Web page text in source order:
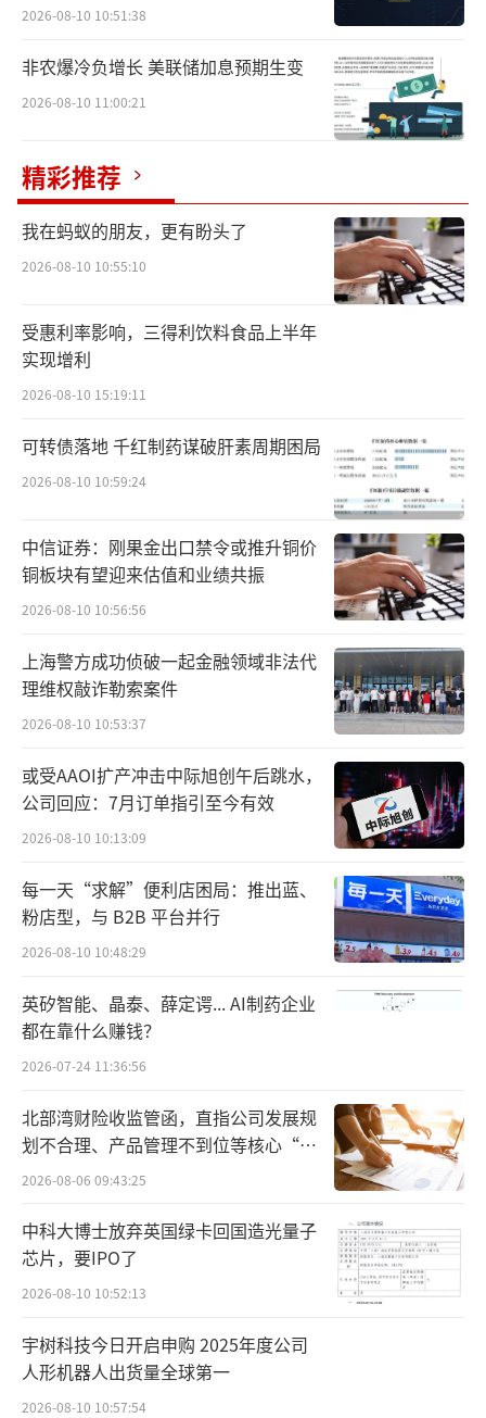
高鑫零售2026财年的核心财务指标呈现全
面收缩态势。财报显示，期内营收634.42亿
元，较上年同期减少80.86亿元，降幅11.3%。
从收入构成看，销售货品收入606.11亿元，同
比减少78.71亿元，降幅11.5%，占总收入比重
95.58%；租金收入28.02亿元，同比减幅7.
6%，占总收入比重4.42%；会员费收入0.29亿
元，同比下降19.4%。三项核心收入来源均出
盈利能力的变化更为显著。财报显示，公
司全年实现毛利153.72亿元，同比下降10.
8%。毛利率24.2%，较上年同期微升0.1个百
分点。尽管毛利率稳住，但归母净利润从上期
的盈利4.05亿元转为亏损3.19亿元，一年之内
利润蒸发7.24亿元。经调整EBITDA为31.57亿
元，较上年同期的40.89亿元下降22.8%。
同店销售数据进一步反映了存量业务的承
压程度。按货品销售计算，同店销售增长为-11.
0%，总订单量与上年基本持平。其中，线上B2
C业务订单量同比增长5.5%，但线上体量偏
小，对整体的拉动效应有限。公司在财报中解
释，主要系消费需求疲软与行业同质化竞争加
剧影响，“到店客流持续分流，笔单件数减
少”所致。
费用端的扩张是侵蚀利润的核心因素。公
司经营活动产生的现金流入净额仅6.34亿元，
较上年同期35.49亿元大幅减少82.1%。销售费
用、管理费用、财务费用三项成本较上年均出
现明显增长，转型投入对利润空间的挤压贯穿
全年。流动负债净额从上年末的11.81亿元增至
50.82亿元，同比增长超三倍。
回顾更长时间的业绩走势，高鑫零售的盈
利修复基础并不牢固。2025财年公司实现归母
净利润3.86亿元，结束了上一财年巨亏16.05亿
元的局面，但扭亏主要依赖近29亿元的成本削
减。随着降本红利释放殆尽，公司再次陷入亏
损。说明依赖压缩开支获取的账面改善难以持
续，经营能力的实质性修复仍是未完成的课
2026-08-10 10:51:38
非农爆冷负增长 美联储加息预期生变
2026-08-10 11:00:21
精彩推荐
我在蚂蚁的朋友，更有盼头了
2026-08-10 10:55:10
受惠利率影响，三得利饮料食品上半年
实现增利
2026-08-10 15:19:11
可转债落地 千红制药谋破肝素周期困局
2026-08-10 10:59:24
中信证券：刚果金出口禁令或推升铜价
铜板块有望迎来估值和业绩共振
2026-08-10 10:56:56
上海警方成功侦破一起金融领域非法代
理维权敲诈勒索案件
2026-08-10 10:53:37
或受AAOI扩产冲击中际旭创午后跳水，
公司回应：7月订单指引至今有效
2026-08-10 10:13:09
每一天“求解”便利店困局：推出蓝、
粉店型，与 B2B 平台并行
2026-08-10 10:48:29
英矽智能、晶泰、薛定谔... AI制药企业
都在靠什么赚钱？
2026-07-24 11:36:56
北部湾财险收监管函，直指公司发展规
划不合理、产品管理不到位等核心“痛
点”
2026-08-06 09:43:25
中科大博士放弃英国绿卡回国造光量子
芯片，要IPO了
2026-08-10 10:52:13
宇树科技今日开启申购 2025年度公司
人形机器人出货量全球第一
2026-08-10 10:57:54